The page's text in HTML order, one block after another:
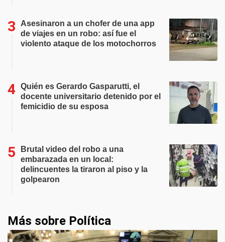
Asesinaron a un chofer de una app
de viajes en un robo: así fue el
violento ataque de los motochorros
Quién es Gerardo Gasparutti, el
docente universitario detenido por el
femicidio de su esposa
Brutal video del robo a una
embarazada en un local:
delincuentes la tiraron al piso y la
golpearon
Más sobre Política